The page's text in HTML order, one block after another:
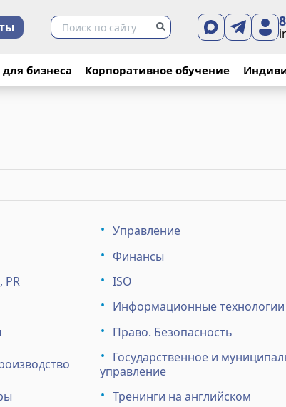
бизнеса Корпоративное обучение
Управление
Финансы
PR
ISO
Информационные технологии
Право. Безопасность
Государственное и
управление
Тренинги на английском